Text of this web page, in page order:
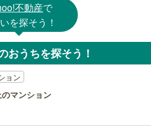
不動産で
を探そう！
おうちを探そう！
ョン
マンション